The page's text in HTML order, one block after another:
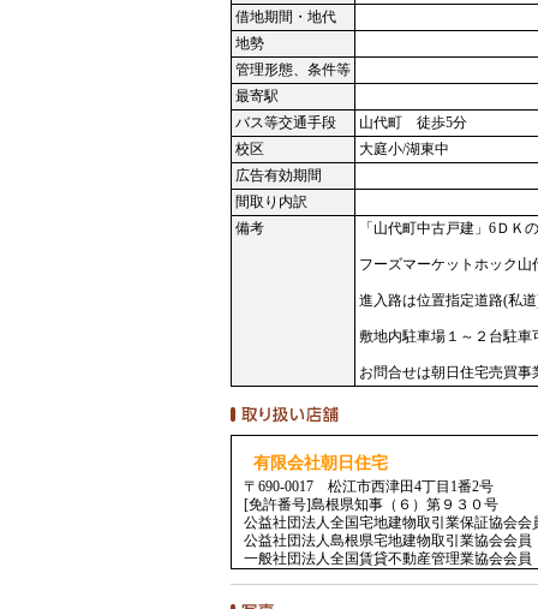
借地期間・地代
地勢
管理形態、条件等
最寄駅
バス等交通手段
山代町 徒歩5分
校区
大庭小/湖東中
広告有効期間
間取り内訳
備考
「山代町中古戸建」6ＤＫ
フーズマーケットホック山
進入路は位置指定道路(私
敷地内駐車場１～２台駐車
お問合せは朝日住宅売買事
有限会社朝日住宅
〒690-0017 松江市西津田4丁目1番2号
[免許番号]島根県知事（６）第９３０号
公益社団法人全国宅地建物取引業保証協会会
公益社団法人島根県宅地建物取引業協会会員
一般社団法人全国賃貸不動産管理業協会会員